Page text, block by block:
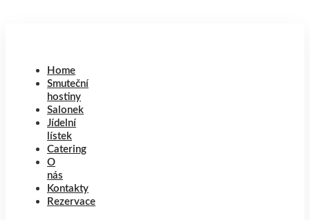
Home
Smuteční
hostiny
Salonek
Jídelní
lístek
Catering
O
nás
Kontakty
Rezervace